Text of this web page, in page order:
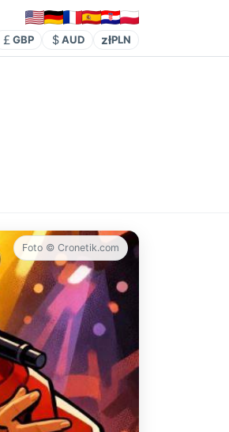
GBP AUD złPLN
Foto © Cronetik.com